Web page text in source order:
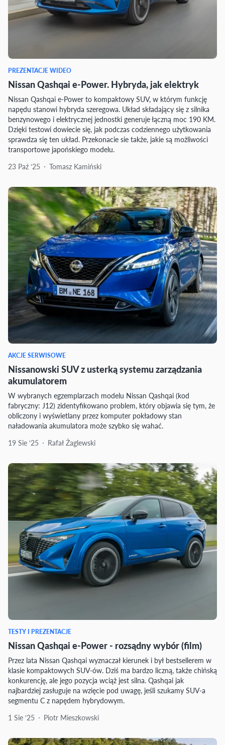
PREZENTACJE WIDEO
Nissan Qashqai e-Power. Hybryda, jak elektryk
Nissan Qashqai e-Power to kompaktowy SUV, w którym funkcję
napędu stanowi hybryda szeregowa. Układ składający się z silnika
benzynowego i elektrycznej jednostki generuje łączną moc 190 KM.
Dzięki testowi dowiecie się, jak podczas codziennego użytkowania
sprawdza się ten układ. Przekonacie sie także, jakie są możliwości
transportowe japońskiego modelu.
23 Paź ‘25
Tomasz Kamiński
AKCJE SERWISOWE
Nissanowski SUV z usterką systemu zarządzania
akumulatorem
W wybranych egzemplarzach modelu Nissan Qashqai (kod
fabryczny: J12) zidentyfikowano problem, który objawia się tym, że
obliczony i wyświetlany przez komputer pokładowy stan
naładowania akumulatora może szybko się wahać.
19 Sie ‘25
Rafał Żaglewski
TESTY I PREZENTACJE
Nissan Qashqai e-Power - rozsądny wybór (film)
Przez lata Nissan Qashqai wyznaczał kierunek i był bestsellerem w
klasie kompaktowych SUV-ów. Dziś ma bardzo liczną, także chińską
konkurencję, ale jego pozycja wciąż jest silna. Qashqai jak
najbardziej zasługuje na wzięcie pod uwagę, jeśli szukamy SUV-a
segmentu C z napędem hybrydowym.
1 Sie ‘25
Piotr Mieszkowski